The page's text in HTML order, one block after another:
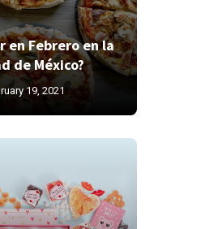
en Febrero en la
de México?
19, 2021